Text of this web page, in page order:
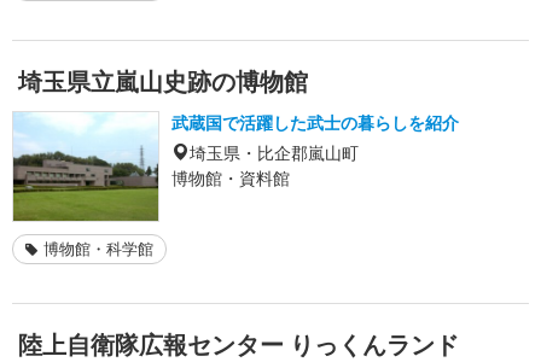
埼玉県立嵐山史跡の博物館
武蔵国で活躍した武士の暮らしを紹介
埼玉県・比企郡嵐山町
博物館・資料館
博物館・科学館
陸上自衛隊広報センター りっくんランド